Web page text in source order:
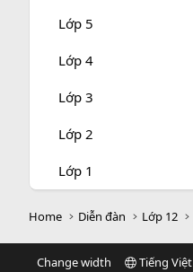
Lớp 5
Lớp 4
Lớp 3
Lớp 2
Lớp 1
Home Diễn đàn Lớp 12
Change width Tiếng Việt